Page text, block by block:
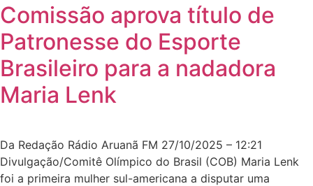
Comissão aprova título de
Patronesse do Esporte
Brasileiro para a nadadora
Maria Lenk
Da Redação Rádio Aruanã FM 27/10/2025 – 12:21
Divulgação/Comitê Olímpico do Brasil (COB) Maria Lenk
foi a primeira mulher sul-americana a disputar uma